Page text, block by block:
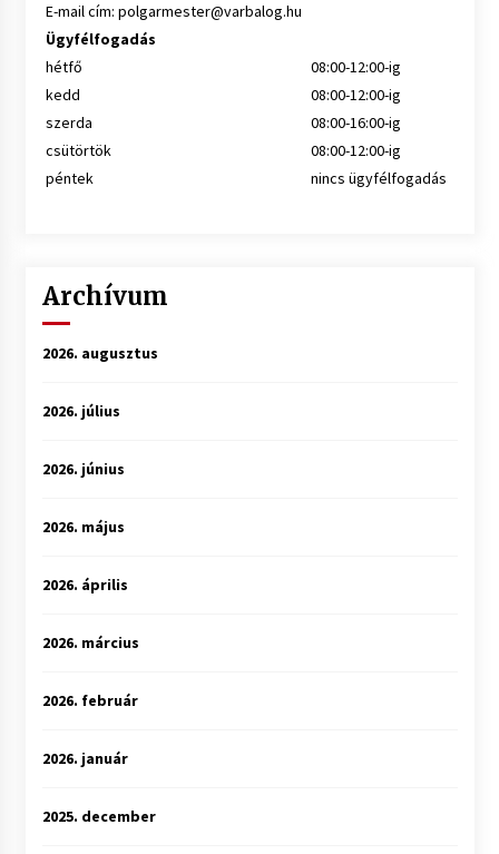
E-mail cím: polgarmester@varbalog.hu
Ügyfélfogadás
hétfő
08:00-12:00-ig
kedd
08:00-12:00-ig
szerda
08:00-16:00-ig
csütörtök
08:00-12:00-ig
péntek
nincs ügyfélfogadás
Archívum
2026. augusztus
2026. július
2026. június
2026. május
2026. április
2026. március
2026. február
2026. január
2025. december